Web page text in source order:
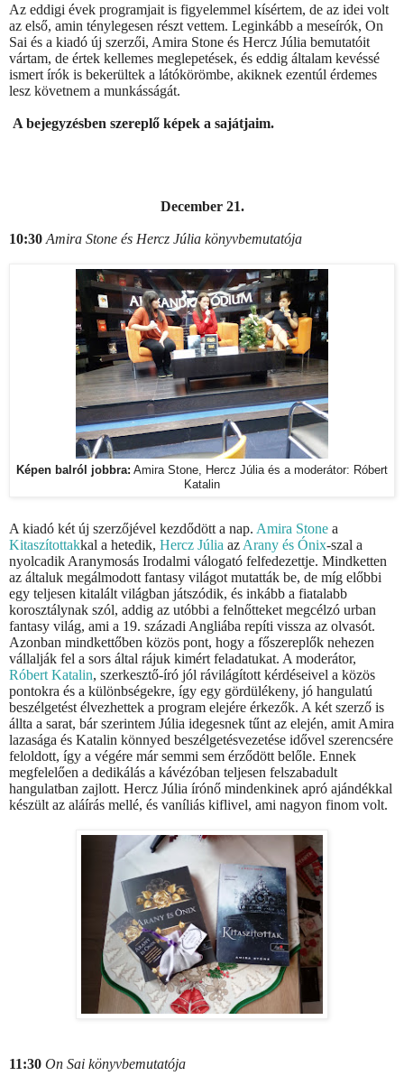
Az eddigi évek programjait is figyelemmel kísértem, de az idei volt
az első, amin ténylegesen részt vettem. Leginkább a meseírók, On
Sai és a kiadó új szerzői, Amira Stone és Hercz Júlia bemutatóit
vártam, de értek kellemes meglepetések, és eddig általam kevéssé
ismert írók is bekerültek a látókörömbe, akiknek ezentúl érdemes
lesz követnem a munkásságát.
A bejegyzésben szereplő képek a sajátjaim.
December 21.
10:30 Amira Stone és Hercz Júlia könyvbemutatója
Képen balról jobbra: Amira Stone, Hercz Júlia és a moderátor: Róbert
Katalin
A kiadó két új szerzőjével kezdődött a nap. Amira Stone a
Kitaszítottakkal a hetedik, Hercz Júlia az Arany és Ónix-szal a
nyolcadik Aranymosás Irodalmi válogató felfedezettje. Mindketten
az általuk megálmodott fantasy világot mutatták be, de míg előbbi
egy teljesen kitalált világban játszódik, és inkább a fiatalabb
korosztálynak szól, addig az utóbbi a felnőtteket megcélzó urban
fantasy világ, ami a 19. századi Angliába repíti vissza az olvasót.
Azonban mindkettőben közös pont, hogy a főszereplők nehezen
vállalják fel a sors által rájuk kimért feladatukat. A moderátor,
Róbert Katalin, szerkesztő-író jól rávilágított kérdéseivel a közös
pontokra és a különbségekre, így egy gördülékeny, jó hangulatú
beszélgetést élvezhettek a program elejére érkezők. A két szerző is
állta a sarat, bár szerintem Júlia idegesnek tűnt az elején, amit Amira
lazasága és Katalin könnyed beszélgetésvezetése idővel szerencsére
feloldott, így a végére már semmi sem érződött belőle. Ennek
megfelelően a dedikálás a kávézóban teljesen felszabadult
hangulatban zajlott. Hercz Júlia írónő mindenkinek apró ajándékkal
készült az aláírás mellé, és vaníliás kiflivel, ami nagyon finom volt.
11:30 On Sai könyvbemutatója